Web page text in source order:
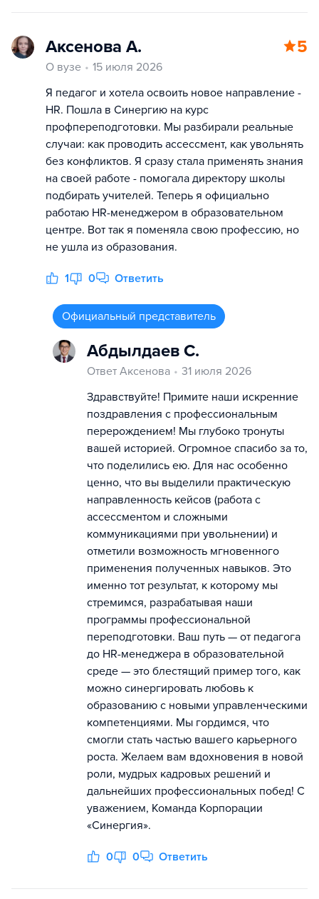
Аксенова А. 5
О вузе
15 июля 2026
Я педагог и хотела освоить новое направление -
HR. Пошла в Синергию на курс
профпереподготовки. Мы разбирали реальные
случаи: как проводить ассессмент, как увольнять
без конфликтов. Я сразу стала применять знания
на своей работе - помогала директору школы
подбирать учителей. Теперь я официально
работаю HR-менеджером в образовательном
центре. Вот так я поменяла свою профессию, но
не ушла из образования.
1 0 Ответить
Официальный представитель
Абдылдаев С.
Ответ Аксенова
31 июля 2026
Здравствуйте! Примите наши искренние
поздравления с профессиональным
перерождением! Мы глубоко тронуты
вашей историей. Огромное спасибо за то,
что поделились ею. Для нас особенно
ценно, что вы выделили практическую
направленность кейсов (работа с
ассессментом и сложными
коммуникациями при увольнении) и
отметили возможность мгновенного
применения полученных навыков. Это
именно тот результат, к которому мы
стремимся, разрабатывая наши
программы профессиональной
переподготовки. Ваш путь — от педагога
до HR-менеджера в образовательной
среде — это блестящий пример того, как
можно синергировать любовь к
образованию с новыми управленческими
компетенциями. Мы гордимся, что
смогли стать частью вашего карьерного
роста. Желаем вам вдохновения в новой
роли, мудрых кадровых решений и
дальнейших профессиональных побед! С
уважением, Команда Корпорации
«Синергия».
0 0 Ответить